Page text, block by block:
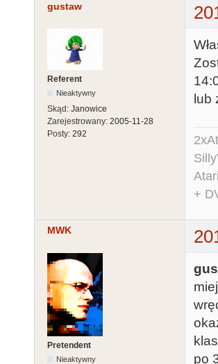
gustaw
Referent
Nieaktywny
Skąd: Janowice
Zarejestrowany: 2005-11-28
Posty: 292
lub
+
MWK
Pretendent
Nieaktywny
po